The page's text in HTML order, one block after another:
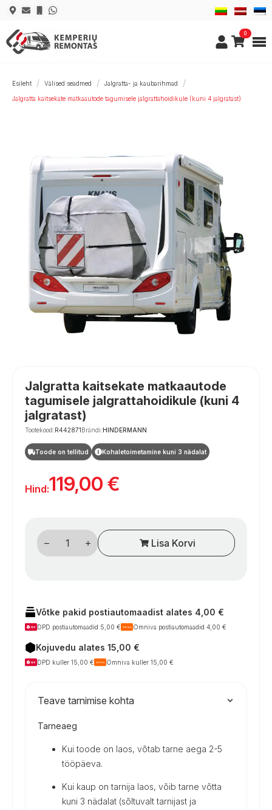
0
Esileht Välised seadmed Jalgratta- ja kaubarihmad
Jalgratta kaitsekate matkaautode tagumisele jalgrattahoidikule (kuni 4 jalgratast)
Jalgratta kaitsekate matkaautode
tagumisele jalgrattahoidikule (kuni 4
jalgratast)
Tootekood:R442871Brändi:HINDERMANN
Toode on tellitud Kohaletoimetamine kuni 3 nädalat
Hind:119,00 €
Dviračių
apsauginis
užvalkalas
(iki
4
dviračių)
kogus
Lisa Korvi
Võtke pakid postiautomaadist alates 4,00 €
DPD postiautomaadid 5,00 € Omniva postiautomaadid 4,00 €
Kojuvedu alates 15,00 €
DPD kuller 15,00 € Omniva kuller 15,00 €
Teave tarnimise kohta
Tarneaeg
Kui toode on laos, võtab tarne aega 2-5
tööpäeva.
Kui kaup on tarnija laos, võib tarne võtta
kuni 3 nädalat (sõltuvalt tarnijast ja